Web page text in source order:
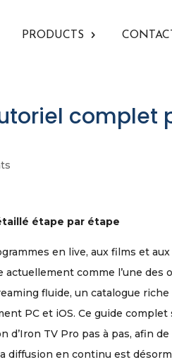
PRODUCTS CONTACT
complet
étape par étape
en live, aux films et
actuellement comme l’une des
fluide, un catalogue riche
PC et iOS. Ce guide complet
TV Pro pas à pas, afin
diffusion en continu est